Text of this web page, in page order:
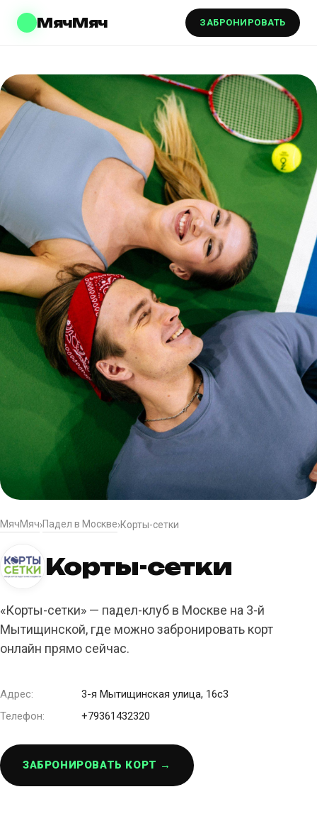
МячМяч ЗАБРОНИРОВАТЬ
МячМяч›Падел в Москве›Корты-сетки
Корты-сетки
«Корты-сетки» — падел-клуб в Москве на 3-й
Мытищинской, где можно забронировать корт
онлайн прямо сейчас.
Адрес:
3-я Мытищинская улица, 16с3
Телефон:
+79361432320
ЗАБРОНИРОВАТЬ КОРТ →